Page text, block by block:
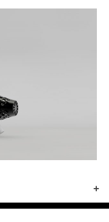
+